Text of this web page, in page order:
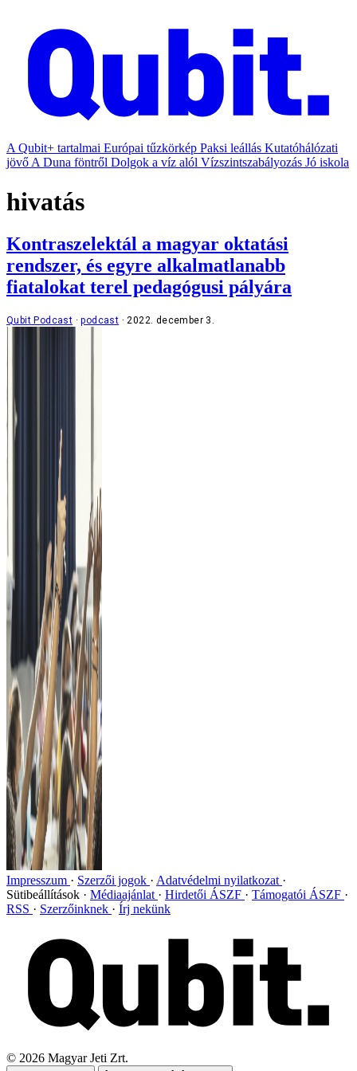
A Qubit+ tartalmai Európai tűzkörkép Paksi leállás Kutatóhálózati
jövő A Duna föntről Dolgok a víz alól Vízszintszabályozás Jó iskola
hivatás
Kontraszelektál a magyar oktatási
rendszer, és egyre alkalmatlanabb
fiatalokat terel pedagógusi pályára
Qubit Podcast podcast 2022. december 3.
Impresszum Szerzői jogok
Adatvédelmi nyilatkozat
Sütibeállítások
Médiaajánlat Hirdetői ÁSZF
Támogatói ÁSZF
RSS
Szerzőinknek Írj nekünk
© 2026 Magyar Jeti Zrt.